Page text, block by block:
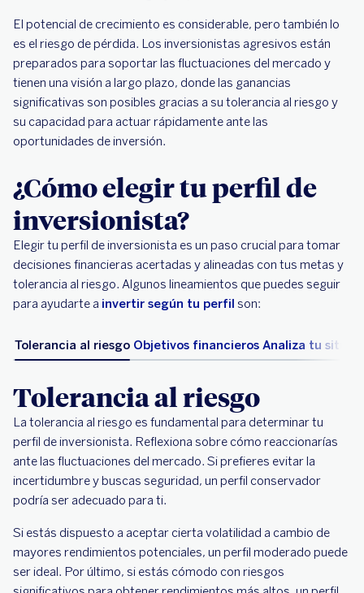
El potencial de crecimiento es considerable, pero también lo
es el riesgo de pérdida. Los inversionistas agresivos están
preparados para soportar las fluctuaciones del mercado y
tienen una visión a largo plazo, donde las ganancias
significativas son posibles gracias a su tolerancia al riesgo y
su capacidad para actuar rápidamente ante las
oportunidades de inversión.
¿Cómo elegir tu perfil de
inversionista?
Elegir tu perfil de inversionista es un paso crucial para tomar
decisiones financieras acertadas y alineadas con tus metas y
tolerancia al riesgo. Algunos lineamientos que puedes seguir
para ayudarte a invertir según tu perfil son:
Tolerancia al riesgo Objetivos financieros Analiza tu
Tolerancia al riesgo
La tolerancia al riesgo es fundamental para determinar tu
perfil de inversionista. Reflexiona sobre cómo reaccionarías
ante las fluctuaciones del mercado. Si prefieres evitar la
incertidumbre y buscas seguridad, un perfil conservador
podría ser adecuado para ti.
Si estás dispuesto a aceptar cierta volatilidad a cambio de
mayores rendimientos potenciales, un perfil moderado puede
ser ideal. Por último, si estás cómodo con riesgos